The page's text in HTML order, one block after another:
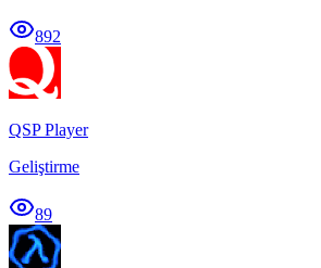
892
QSP Player
Geliştirme
89